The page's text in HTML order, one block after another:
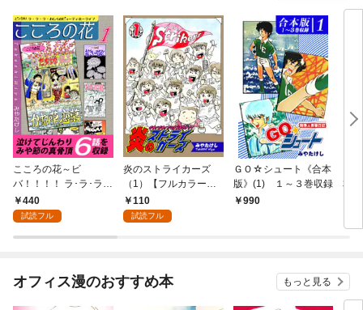
こころの花～ビ
バ！！！！ ラ･ラ･ラ･
わしらのビューティホ
ーライフ～（1）
440
試読フル
炎のストライカーズ
（1）【フルカラー：
第1話／第2話】
110
試読フル
ＧＯ☆シュート《合本
版》(1) １～３巻収録
990
本
オフィス漫のおすすめ本 もっと見る